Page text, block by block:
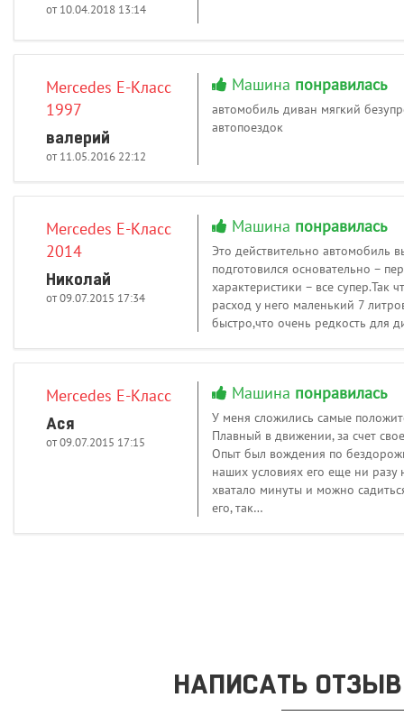
от 10.04.2018 13:14
Mercedes E-Класс
1997
валерий
от 11.05.2016 22:12
Машина понравилась
автомобиль диван мягкий
автопоездок
Mercedes E-Класс
2014
Николай
от 09.07.2015 17:34
Машина понравилась
Это действительно автомобиль
подготовился основательно –
характеристики – все супер.Так
расход у него маленький 7
быстро,что очень редкость для
Mercedes E-Класс
Ася
от 09.07.2015 17:15
Машина понравилась
У меня сложились самые
Плавный в движении, за счет
Опыт был вождения по
наших условиях его еще ни разу
хватало минуты и можно
его, так…
НАПИСАТЬ ОТЗЫВ